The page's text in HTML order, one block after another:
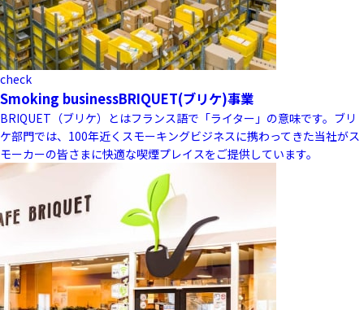
check
Smoking businessBRIQUET(ブリケ)事業
BRIQUET（ブリケ）とはフランス語で「ライター」の意味です。ブリ
ケ部門では、100年近くスモーキングビジネスに携わってきた当社がス
モーカーの皆さまに快適な喫煙プレイスをご提供しています。